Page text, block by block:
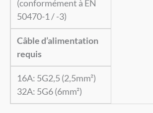
(conformément à EN
50470-1 / -3)
Câble d’alimentation
requis
16A: 5G2,5 (2,5mm²)
32A: 5G6 (6mm²)